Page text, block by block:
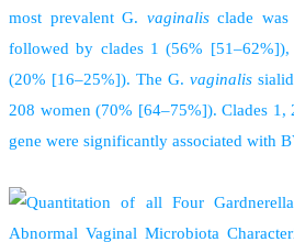
most prevalent G. vaginalisclade was
followed by clades 1 (56%
(20% [16–25%]). The G. vaginalis
208 women (70% [64–75%]). Clades 1,
gene were significantly associated with